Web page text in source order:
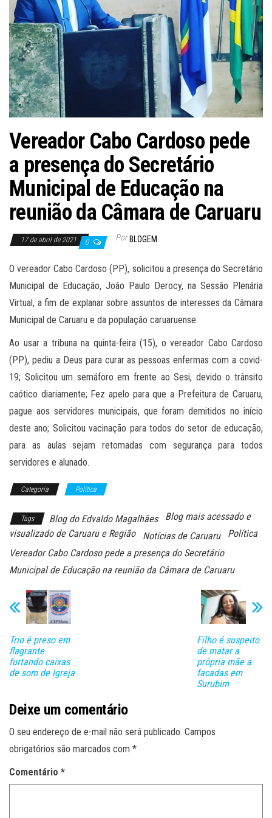
Vereador Cabo Cardoso pede
a presença do Secretário
Municipal de Educação na
reunião da Câmara de Caruaru
17 de abril de 2021 0 Por BLOGEM
O vereador Cabo Cardoso (PP), solicitou a presença do Secretário
Municipal de Educação, João Paulo Derocy, na Sessão Plenária
Virtual, a fim de explanar sobre assuntos de interesses da Câmara
Municipal de Caruaru e da população caruaruense.
Ao usar a tribuna na quinta-feira (15), o vereador Cabo Cardoso
(PP), pediu a Deus para curar as pessoas enfermas com a covid-
19; Solicitou um semáforo em frente ao Sesi, devido o trânsito
caótico diariamente; Fez apelo para que a Prefeitura de Caruaru,
pague aos servidores municipais, que foram demitidos no início
deste ano; Solicitou vacinação para todos do setor de educação,
para as aulas sejam retomadas com segurança para todos
servidores e alunado.
Categoria Política
Tags Blog do Edvaldo Magalhães
Blog mais acessado e
visualizado de Caruaru e Região
Notícias de Caruaru
Política
Vereador Cabo Cardoso pede a presença do Secretário
Municipal de Educação na reunião da Câmara de Caruaru
Trio é preso em
flagrante
furtando caixas
de som de Igreja
Filho é suspeito
de matar a
própria mãe a
facadas em
Surubim
Deixe um comentário
O seu endereço de e-mail não será publicado. Campos
obrigatórios são marcados com *
Comentário *